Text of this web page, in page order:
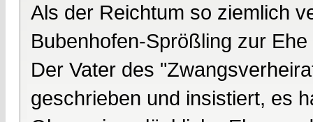
Als der Reichtum so ziemlich
Bubenhofen-Sprößling zur
Der Vater des
geschrieben und insistiert, es